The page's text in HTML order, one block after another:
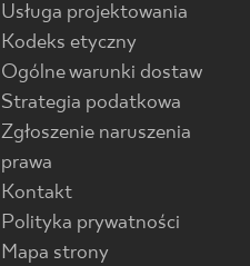
Usługa projektowania
Kodeks etyczny
Ogólne warunki dostaw
Strategia podatkowa
Zgłoszenie naruszenia
prawa
Kontakt
Polityka prywatności
Mapa strony